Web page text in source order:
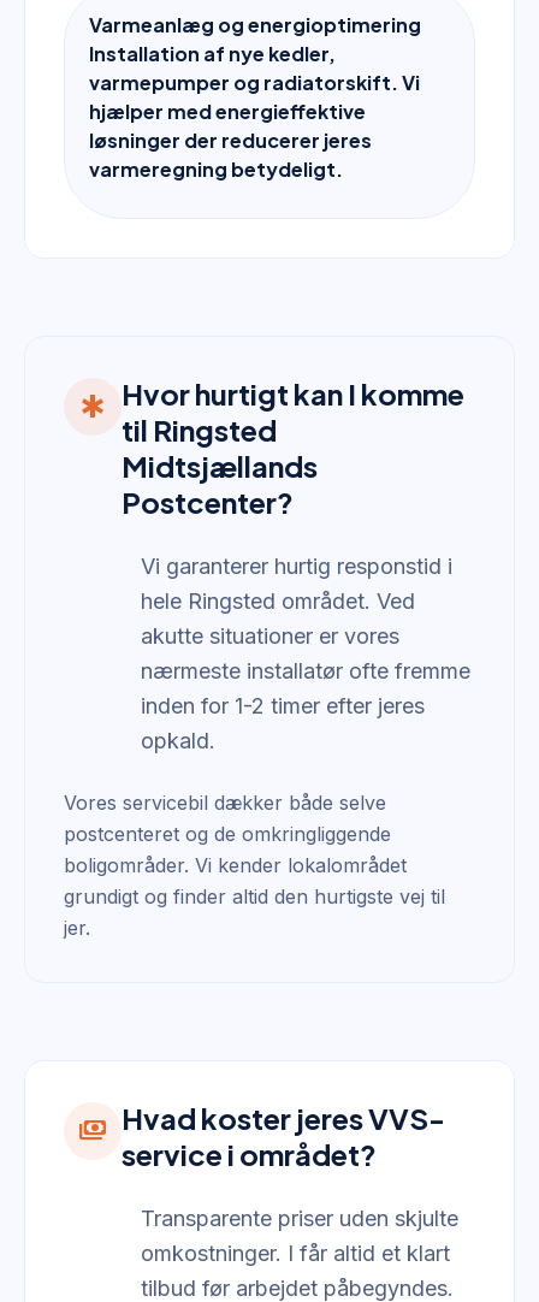
Varmeanlæg og energioptimering
Installation af nye kedler,
varmepumper og radiatorskift. Vi
hjælper med energieffektive
løsninger der reducerer jeres
varmeregning betydeligt.
emergency
Hvor hurtigt kan I komme
til Ringsted
Midtsjællands
Postcenter?
Vi garanterer hurtig responstid i
hele Ringsted området. Ved
akutte situationer er vores
nærmeste installatør ofte fremme
inden for 1-2 timer efter jeres
opkald.
Vores servicebil dækker både selve
postcenteret og de omkringliggende
boligområder. Vi kender lokalområdet
grundigt og finder altid den hurtigste vej til
jer.
payments Hvad koster jeres VVS-
service i området?
Transparente priser uden skjulte
omkostninger. I får altid et klart
tilbud før arbejdet påbegyndes.